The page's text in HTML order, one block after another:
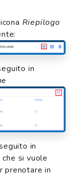
Riepilogo
in
in
si vuole
prenotare in